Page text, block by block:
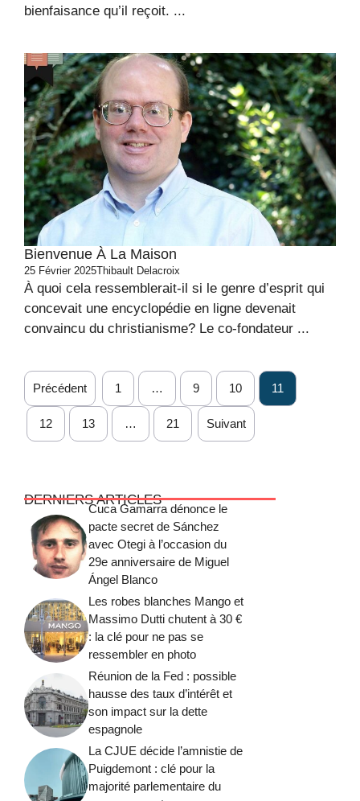
bienfaisance qu’il reçoit. ...
Bienvenue À La Maison
25 Février 2025Thibault Delacroix
À quoi cela ressemblerait-il si le genre d’esprit qui
concevait une encyclopédie en ligne devenait
convaincu du christianisme? Le co-fondateur ...
Précédent 1 … 9 10 11
12 13 … 21 Suivant
DERNIERS ARTICLES
Cuca Gamarra dénonce le
pacte secret de Sánchez
avec Otegi à l’occasion du
29e anniversaire de Miguel
Ángel Blanco
Les robes blanches Mango et
Massimo Dutti chutent à 30 €
: la clé pour ne pas se
ressembler en photo
Réunion de la Fed : possible
hausse des taux d’intérêt et
son impact sur la dette
espagnole
La CJUE décide l’amnistie de
Puigdemont : clé pour la
majorité parlementaire du